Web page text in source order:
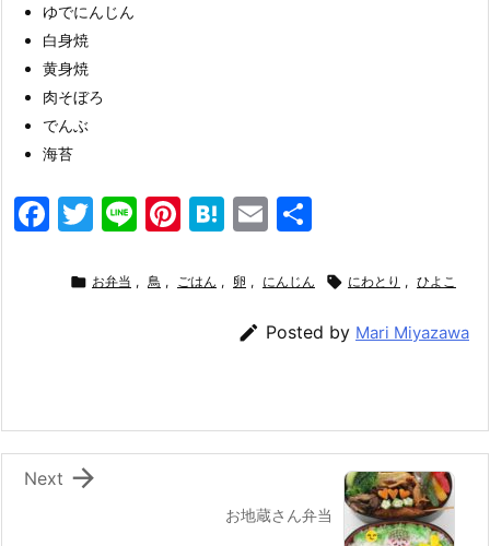
ゆでにんじん
白身焼
黄身焼
肉そぼろ
でんぶ
海苔
F
o
k
T
itt
Li
e
Pi
er
H
e
a
E
ai
l
 お弁当 , 鳥 , ごはん , 卵 , にんじん  にわとり , ひよこ
 Posted by Mari Miyazawa
お地蔵さん弁当

Next